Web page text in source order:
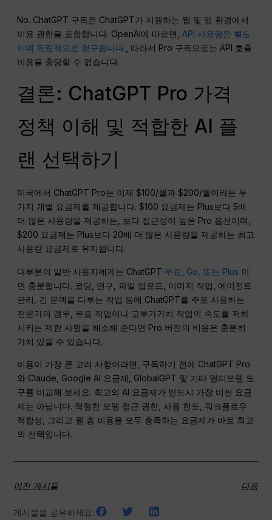
No. ChatGPT 구독은 ChatGPT가 지원하는 웹 및 앱 환경에서
이용 권한을 포함합니다. OpenAI에 따르면,API 사용량은 별도
이며 독립적으로 청구됩니다. , 따라서 Pro 구독으로는 API 호출
비용을 충당할 수 없습니다.
결론: ChatGPT Pro 가격
정책 이해 및 적합한 AI 플
랜 선택하기
미국에서 ChatGPT Pro는 이제 $100/월과 $200/월이라는 두
가지 개별 요금제를 제공합니다. $100 요금제는 Plus보다 5배
더 많은 사용량을 제공하는, 보다 접근성이 높은 Pro 옵션이며,
$200 요금제는 Plus보다 20배 더 많은 사용량을 제공하는 최고
사용량 요금제로 유지됩니다.
대부분의 일반 사용자에게는 ChatGPT 무료, Go, 또는 Plus 이
면 충분합니다. 코딩, 연구, 파일 업로드, 이미지 작업, 에이전트
관리, 긴 문맥을 다루는 작업 등에 ChatGPT를 주로 사용하는
전문가의 경우, 유료 작업이나 고부가가치 작업의 속도를 저하
시키는 제한 사항을 해소해 준다면 Pro 버전의 비용은 충분히
가치 있을 수 있습니다.
비용이 가장 큰 고려 사항이라면, 구독하기 전에 ChatGPT Pro
와 Claude, Google AI 요금제, GlobalGPT 및 기타 멀티모델 도
구를 비교해 보세요. 최고의 AI 요금제가 반드시 가장 비싼 요금
제는 아닙니다. 적절한 모델 접근 권한, 사용 한도, 워크플로우
적합성, 그리고 월 총 비용을 모두 충족하는 요금제가 바로 최고
의 선택입니다.
이전 게시물 다음
게시물을 공유하세요: